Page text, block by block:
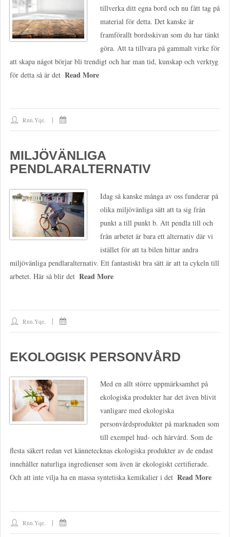
tillverka ditt egna bord och nu fått tag på
material för detta. Det kanske är
framförallt bordsskivan som du har tänkt
göra. Att ta tillvara på gammalt virke för
att skapa något börjar bli trendigt och har man tid, kunskap och verktyg
för detta så är det Read More
Rnn.yqe.
MILJÖVÄNLIGA
PENDLARALTERNATIV
Idag så kanske många av oss funderar på
olika miljövänliga sätt att ta sig från
punkt a till punkt b. Att pendla till och
från arbetet är bara ett alternativ där vi
istället för att ta bilen hittar andra
miljövänliga pendlaralternativ. Ett fantastiskt bra sätt är att ta cykeln till
arbetet. Här så blir det Read More
Rnn.yqe.
EKOLOGISK PERSONVÅRD
Med en allt större uppmärksamhet på
ekologiska produkter har det även blivit
vanligare med ekologiska
personvårdsprodukter på marknaden som
till exempel hud- och hårvård. Som de
flesta säkert redan vet kännetecknas ekologiska produkter av de endast
innehåller naturliga ingredienser som även är ekologiskt certifierade.
Och att inte vilja ha en massa syntetiska kemikalier i det Read More
Rnn.yqe.